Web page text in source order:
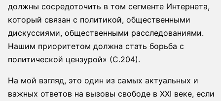
должны сосредоточить в том сегменте Интернета,
который связан с политикой, общественными
дискуссиями, общественными расследованиями.
Нашим приоритетом должна стать борьба с
политической цензурой» (С.204).
На мой взгляд, это один из самых актуальных и
важных ответов на вызовы свободе в XXI веке, если